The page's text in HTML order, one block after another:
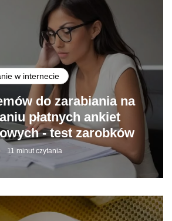
w internecie
do zarabiania na
płatnych ankiet
- test zarobków
11 minut czytania